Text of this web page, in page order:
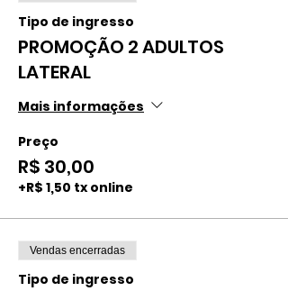
Tipo de ingresso
PROMOÇÃO 2 ADULTOS
LATERAL
Mais informações
Preço
R$ 30,00
+R$ 1,50 tx online
Vendas encerradas
Tipo de ingresso